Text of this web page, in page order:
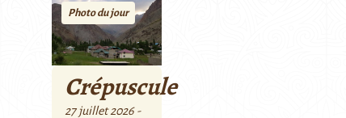
Photo du jour
Crépuscule
27 juillet 2026 -